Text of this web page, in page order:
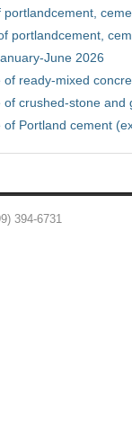
portlandcement,
June 2026
ready-mixed
crushed-stone and
Portland cement
394-6731